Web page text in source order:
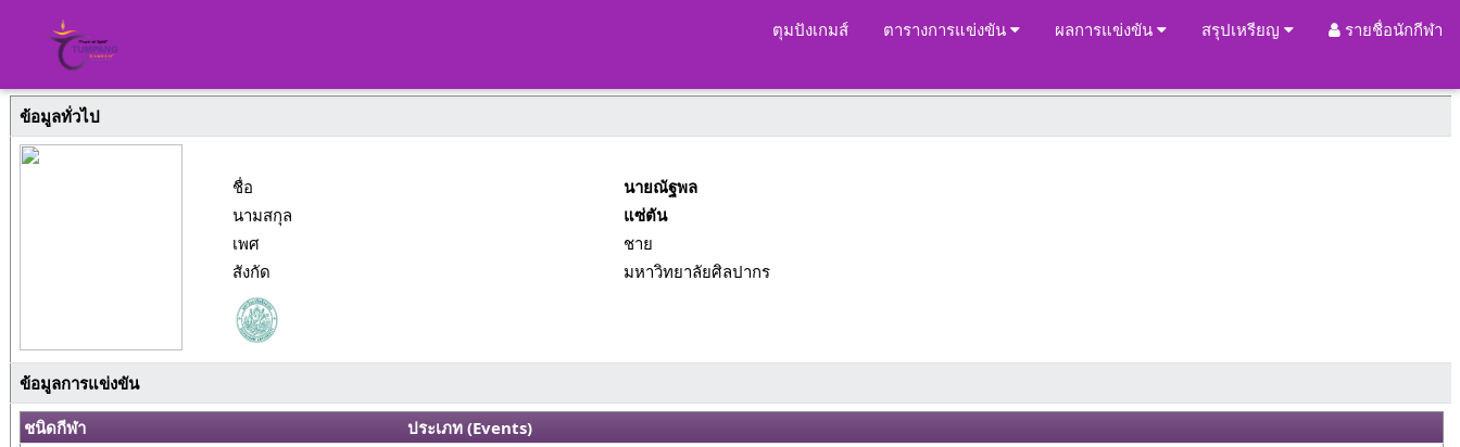
ตุมปังเกมส์ ตารางการแข่งขัน ผลการแข่งขัน สรุปเหรียญ รายชื่อนักกีฬา
ข้อมูลทั่วไป
ชื่อ
นายณัฐพล
นามสกุล
แซ่ตัน
เพศ
ชาย
สังกัด
มหาวิทยาลัยศิลปากร
ข้อมูลการแข่งขัน
ชนิดกีฬา
ประเภท (Events)